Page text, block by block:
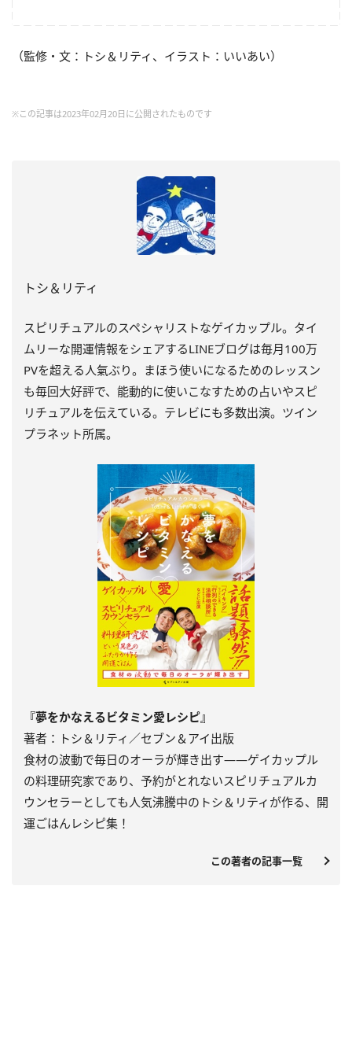
（監修・文：トシ＆リティ、イラスト：いいあい）
※この記事は2023年02月20日に公開されたものです
トシ＆リティ
スピリチュアルのスペシャリストなゲイカップル。タイ
ムリーな開運情報をシェアするLINEブログは毎月100万
PVを超える人氣ぶり。まほう使いになるためのレッスン
も毎回大好評で、能動的に使いこなすための占いやスピ
リチュアルを伝えている。テレビにも多数出演。ツイン
プラネット所属。
『夢をかなえるビタミン愛レシピ』
著者：トシ＆リティ／セブン＆アイ出版
食材の波動で毎日のオーラが輝き出す――ゲイカップル
の料理研究家であり、予約がとれないスピリチュアルカ
ウンセラーとしても人気沸騰中のトシ＆リティが作る、開
運ごはんレシピ集！
この著者の記事一覧